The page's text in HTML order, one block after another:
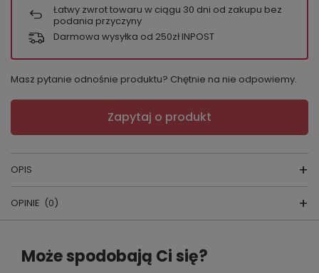
Łatwy zwrot towaru w ciągu 30 dni od zakupu bez
podania przyczyny
Darmowa wysyłka od 250zł INPOST
Masz pytanie odnośnie produktu? Chętnie na nie odpowiemy.
Zapytaj o produkt
OPIS
Komplet 928 KLEOREE
skład surowcowy: 80%Poliamid, 20% Elastan
OPINIE (0)
Napisz swoją opinię
Może spodobają Ci się?